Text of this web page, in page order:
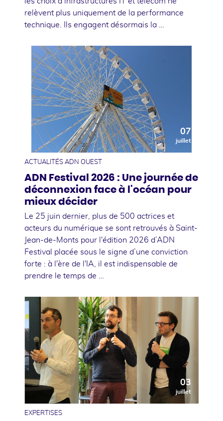
relèvent plus uniquement de la performance
technique. Ils engagent désormais la …
07
juillet
ACTUALITÉS ADN OUEST
ADN Festival 2026 : Une journée de
déconnexion face à l'océan pour
mieux décider
Le 25 juin dernier, plus de 500 actrices et
acteurs du numérique se sont retrouvés à Saint-
Jean-de-Monts pour l'édition 2026 d’ADN
Festival placée sous le signe d’une conviction
forte : à l'ère de l'IA, il est indispensable de
prendre le temps de …
03
juillet
EXPERTISES